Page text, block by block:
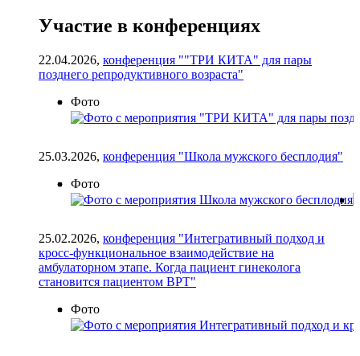
Участие в конференциях
22.04.2026, конференция ""ТРИ КИТА" для пары
позднего репродуктивного возраста"
Фото
25.03.2026, конференция "Школа мужского бесплодия"
Фото
25.02.2026, конференция "Интегративный подход и
кросс-функциональное взаимодействие на
амбулаторном этапе. Когда пациент гинеколога
становится пациентом ВРТ"
Фото